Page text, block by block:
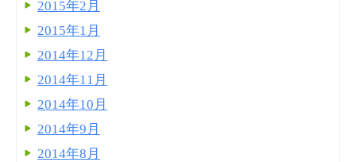
2015年2月
2015年1月
2014年12月
2014年11月
2014年10月
2014年9月
2014年8月